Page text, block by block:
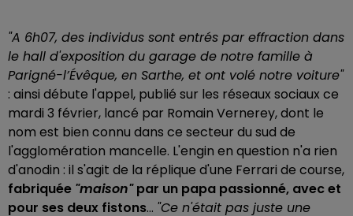
"A 6h07, des individus sont entrés par effraction dans
le hall d'exposition du garage de notre famille à
Parigné-l’Évêque, en Sarthe, et ont volé notre voiture"
: ainsi débute l'appel, publié sur les réseaux sociaux ce
mardi 3 février, lancé par Romain Vernerey, dont le
nom est bien connu dans ce secteur du sud de
l'agglomération mancelle. L'engin en question n'a rien
d'anodin : il s'agit de la réplique d'une Ferrari de course,
fabriquée "maison"par un papa passionné, avec et
pour ses deux fistons... "Ce n'était pas juste une